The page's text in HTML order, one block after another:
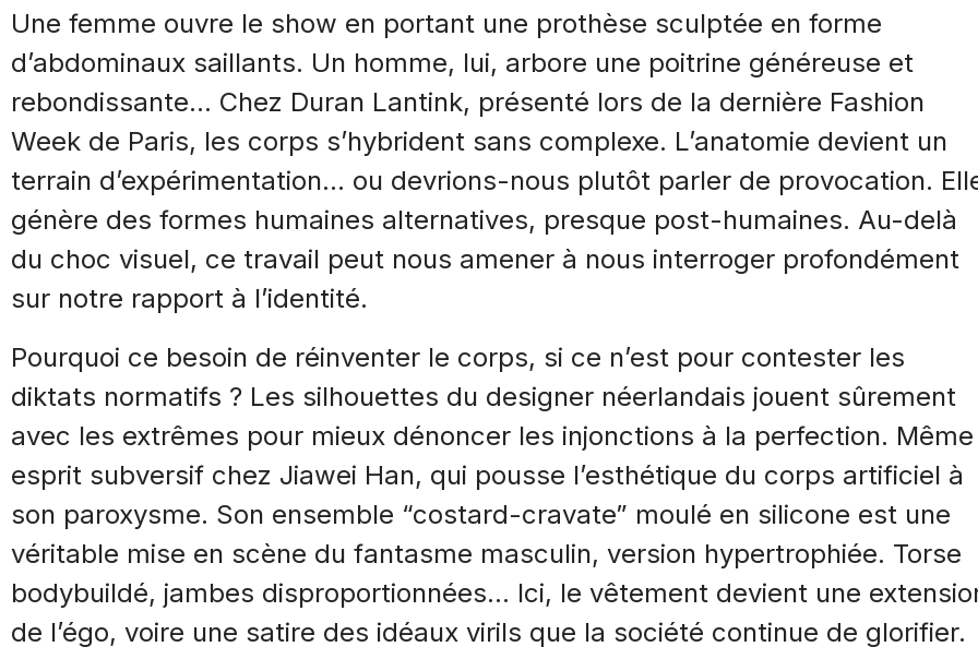
Une femme ouvre le show en portant une prothèse sculptée en forme
d’abdominaux saillants. Un homme, lui, arbore une poitrine généreuse et
rebondissante… Chez Duran Lantink, présenté lors de la dernière Fashion
Week de Paris, les corps s’hybrident sans complexe. L’anatomie devient un
terrain d’expérimentation… ou devrions-nous plutôt parler de provocation.
génère des formes humaines alternatives, presque post-humaines. Au-delà
du choc visuel, ce travail peut nous amener à nous interroger profondément
sur notre rapport à l’identité.
Pourquoi ce besoin de réinventer le corps, si ce n’est pour contester les
diktats normatifs ? Les silhouettes du designer néerlandais jouent sûrement
avec les extrêmes pour mieux dénoncer les injonctions à la perfection. Même
esprit subversif chez Jiawei Han, qui pousse l’esthétique du corps artificiel à
son paroxysme. Son ensemble “costard-cravate” moulé en silicone est une
véritable mise en scène du fantasme masculin, version hypertrophiée. Torse
bodybuildé, jambes disproportionnées… Ici, le vêtement devient une
de l’égo, voire une satire des idéaux virils que la société continue de glorifier.